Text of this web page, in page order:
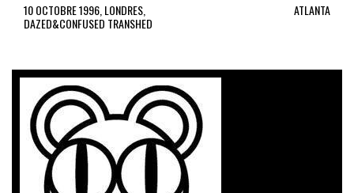
10 OCTOBRE 1996, LONDRES,
DAZED&CONFUSED TRANSHED
ATLANTA